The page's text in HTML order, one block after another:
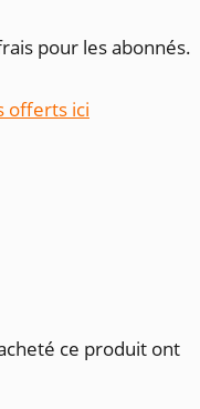
pour les abonnés.
offerts ici
ce produit ont